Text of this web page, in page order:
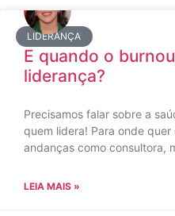
LIDERANÇA
E quando o
liderança?
Precisamos falar sobre a
quem lidera! Para onde
andanças como consultora,
LEIA MAIS »